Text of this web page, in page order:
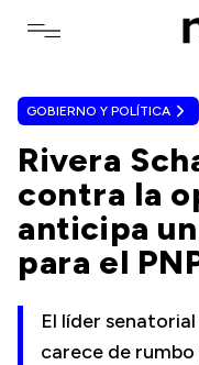
Toggle navigation
GOBIERNO Y POLÍTICA
Rivera
contra la
anticipa
para el
El líder
carece de